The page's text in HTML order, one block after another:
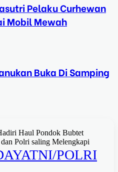
Pelaku Curhewan
Mobil Mewah
Buka Di Samping
Haul Pondok Bubtet
Polri saling Melengkapi
TNI/POLRI